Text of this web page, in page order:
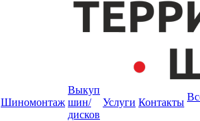
Шиномонтаж
Выкуп
шин/
дисков
Услуги Контакты